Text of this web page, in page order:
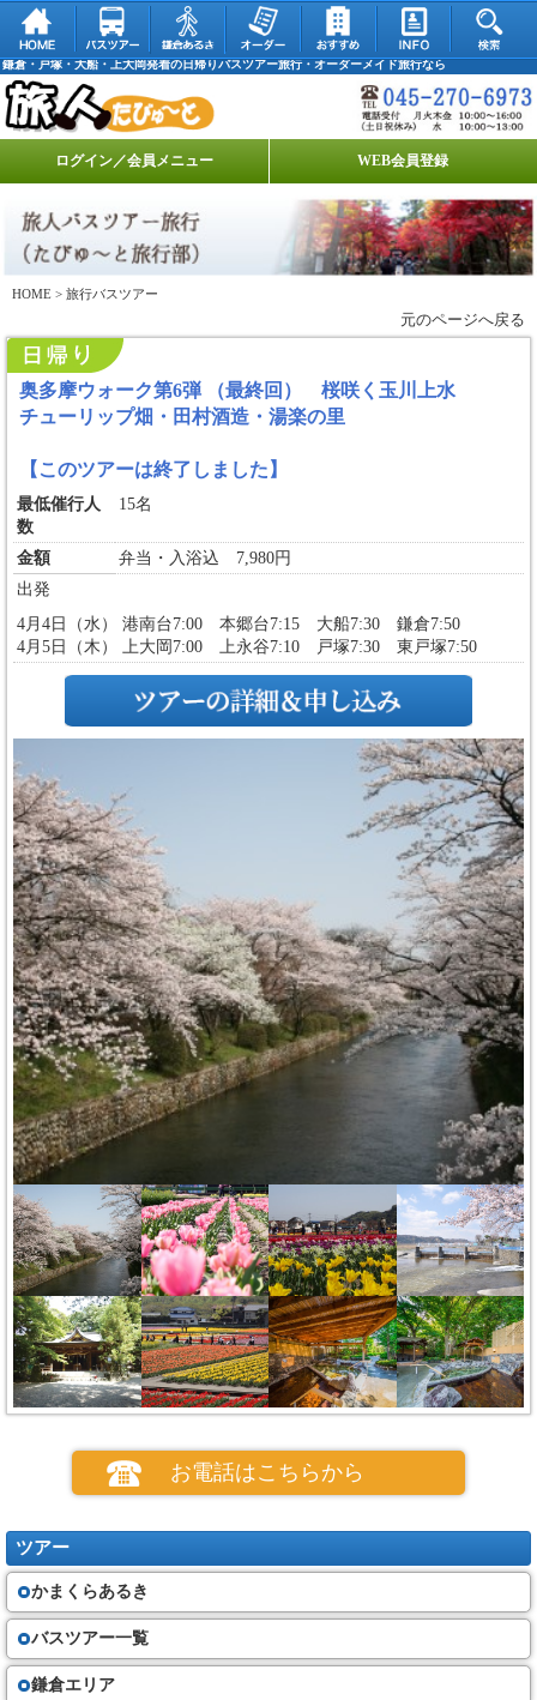
鎌倉・戸塚・大船・上大岡発着の日帰りバスツアー旅行・オーダーメイド旅行なら
ログイン／会員メニュー WEB会員登録
HOME > 旅行バスツアー
元のページへ戻る
奥多摩ウォーク第6弾 （最終回） 桜咲く玉川上水
チューリップ畑・田村酒造・湯楽の里
【このツアーは終了しました】
最低催行人
数
15名
金額
弁当・入浴込 7,980円
出発
4月4日（水） 港南台7:00 本郷台7:15 大船7:30 鎌倉7:50
4月5日（木） 上大岡7:00 上永谷7:10 戸塚7:30 東戸塚7:50
お電話はこちらから
ツアー
かまくらあるき
バスツアー一覧
鎌倉エリア